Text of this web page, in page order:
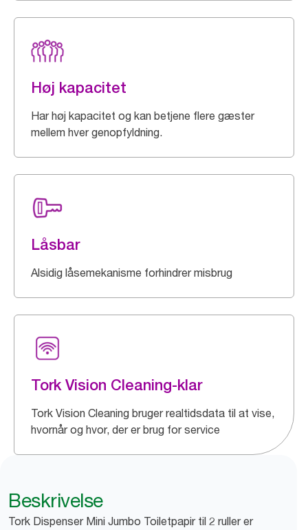
Høj kapacitet
Har høj kapacitet og kan betjene flere gæster
mellem hver genopfyldning.
Låsbar
Alsidig låsemekanisme forhindrer misbrug
Tork Vision Cleaning-klar
Tork Vision Cleaning bruger realtidsdata til at vise,
hvornår og hvor, der er brug for service
Beskrivelse
Tork Dispenser Mini Jumbo Toiletpapir til 2 ruller er